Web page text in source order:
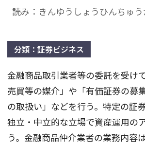
読み：きんゆうしょうひんちゅう
分類：証券ビジネス
金融商品取引業者等の委託を受け
売買等の媒介」や「有価証券の募
の取扱い」などを行う。特定の証
独立・中立的な立場で資産運用の
う。金融商品仲介業者の業務内容